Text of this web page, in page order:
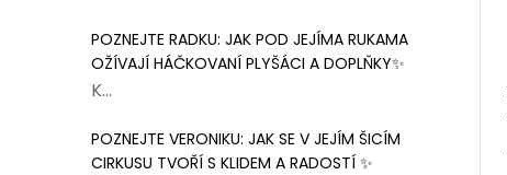
POZNEJTE RADKU: JAK POD JEJÍMA RUKAMA
OŽÍVAJÍ HÁČKOVANÍ PLYŠÁCI A DOPLŇKY✨
K...
POZNEJTE VERONIKU: JAK SE V JEJÍM ŠICÍM
CIRKUSU TVOŘÍ S KLIDEM A RADOSTÍ ✨
Hand
>75 balení
you hnědá 5x3 cm 5 ks
17 Kč Skladem